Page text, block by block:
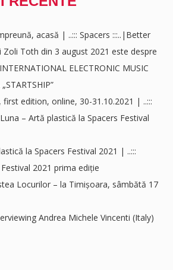
acasă | ..::: Spacers :::..|Better
Toth din 3 august 2021 este despre
INTERNATIONAL ELECTRONIC MUSIC
first edition, online, 30-31.10.2021 | ..:::
– Artă plastică la Spacers Festival
la Spacers Festival 2021 | ..:::
2021 prima ediție
Locurilor – la Timișoara, sâmbătă 17
Andrea Michele Vincenti (Italy)